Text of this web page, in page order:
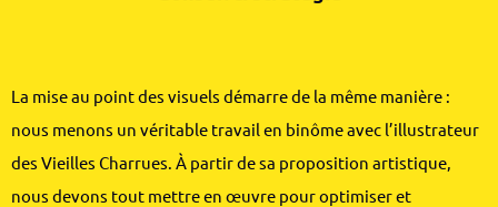
La mise au point des visuels démarre de la même manière :
nous menons un véritable travail en binôme avec l’illustrateur
des Vieilles Charrues. À partir de sa proposition artistique,
nous devons tout mettre en œuvre pour optimiser et